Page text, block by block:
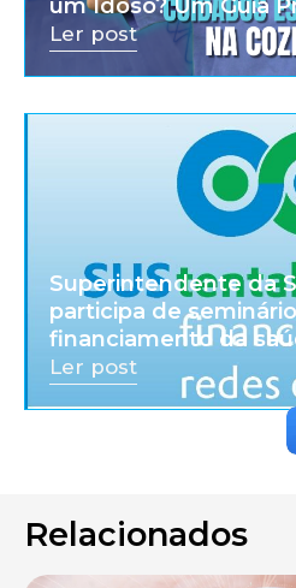
um Idoso? Um Guia
Ler post
Superintendente da
participa de
financiamento da
Ler post
Relacionados